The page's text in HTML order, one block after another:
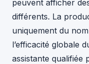
peuvent afficher
différents. La
uniquement du
l’efficacité globale
assistante qualifiée